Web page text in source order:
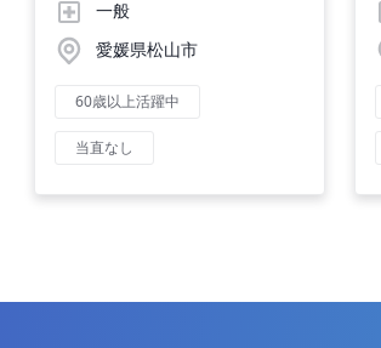
一般
愛媛県松山市
60歳以上活躍中
当直なし